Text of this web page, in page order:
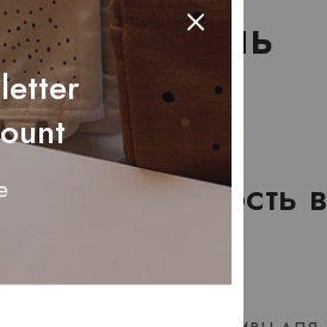
двигатель
в